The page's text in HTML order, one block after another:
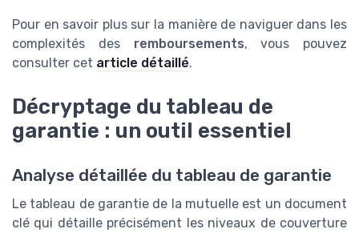
Pour en savoir plus sur la manière de naviguer dans les
complexités des remboursements, vous pouvez
consulter cet article détaillé.
Décryptage du tableau de
garantie : un outil essentiel
Analyse détaillée du tableau de garantie
Le tableau de garantie de la mutuelle est un document
clé qui détaille précisément les niveaux de couverture